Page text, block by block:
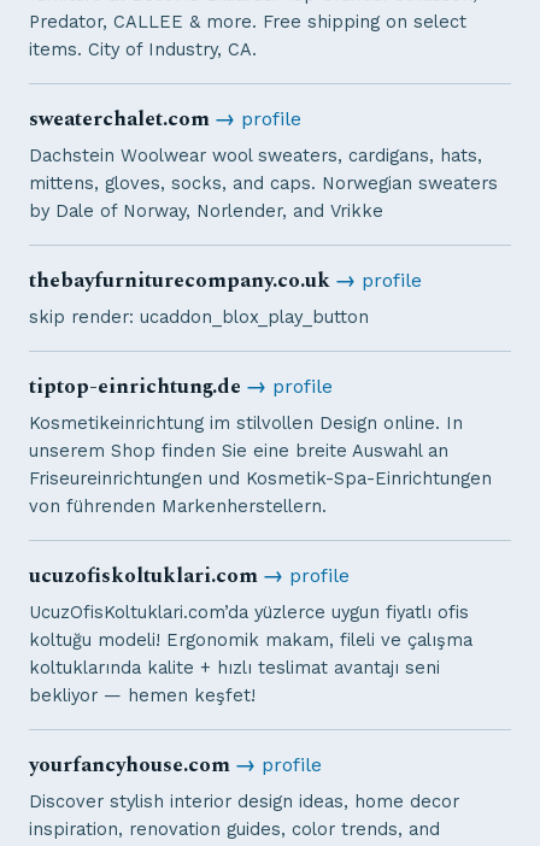
Predator, CALLEE & more. Free shipping on select
items. City of Industry, CA.
sweaterchalet.com→ profile
Dachstein Woolwear wool sweaters, cardigans, hats,
mittens, gloves, socks, and caps. Norwegian sweaters
by Dale of Norway, Norlender, and Vrikke
thebayfurniturecompany.co.uk→ profile
skip render: ucaddon_blox_play_button
tiptop-einrichtung.de → profile
Kosmetikeinrichtung im stilvollen Design online. In
unserem Shop finden Sie eine breite Auswahl an
Friseureinrichtungen und Kosmetik-Spa-Einrichtungen
von führenden Markenherstellern.
ucuzofiskoltuklari.com→ profile
UcuzOfisKoltuklari.com’da yüzlerce uygun fiyatlı ofis
koltuğu modeli! Ergonomik makam, fileli ve çalışma
koltuklarında kalite + hızlı teslimat avantajı seni
bekliyor — hemen keşfet!
yourfancyhouse.com→ profile
Discover stylish interior design ideas, home decor
inspiration, renovation guides, color trends, and